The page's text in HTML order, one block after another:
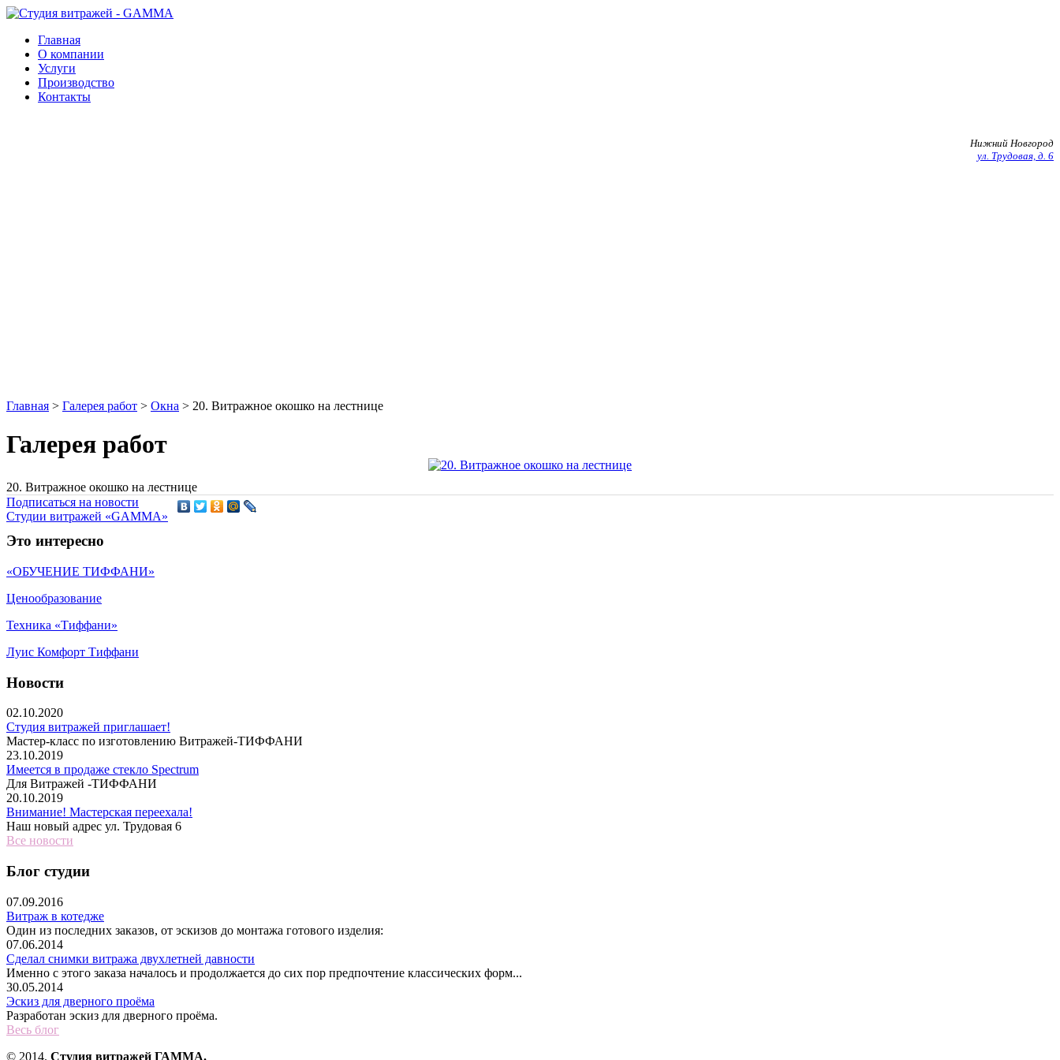
Главная
О компании
Услуги
Производство
Контакты
Нижний Новгород
ул. Трудовая, д. 6
Главная > Галерея работ > Окна > 20. Витражное окошко на лестнице
Галерея работ
20. Витражное окошко на лестнице
Подписаться на новости
Студии витражей «GAMMA»
Это интересно
«ОБУЧЕНИЕ ТИФФАНИ»
Ценообразование
Техника «Тиффани»
Луис Комфорт Тиффани
Новости
02.10.2020
Студия витражей приглашает!
Мастер-класс по изготовлению Витражей-ТИФФАНИ
23.10.2019
Имеется в продаже стекло Spectrum
Для Витражей -ТИФФАНИ
20.10.2019
Внимание! Мастерская переехала!
Наш новый адрес ул. Трудовая 6
Все новости
Блог студии
07.09.2016
Витраж в котедже
Один из последних заказов, от эскизов до монтажа готового изделия:
07.06.2014
Сделал снимки витража двухлетней давности
Именно с этого заказа началось и продолжается до сих пор предпочтение классических форм...
30.05.2014
Эскиз для дверного проёма
Разработан эскиз для дверного проёма.
Весь блог
© 2014. Студия витражей ГАММА.